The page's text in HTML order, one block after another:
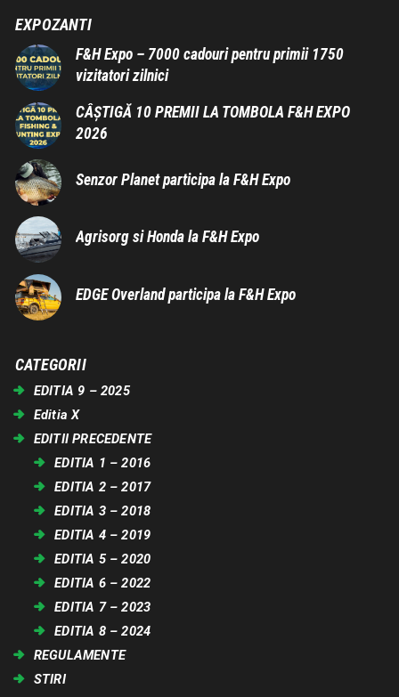
EXPOZANTI
F&H Expo – 7000 cadouri pentru primii 1750
vizitatori zilnici
CÂȘTIGĂ 10 PREMII LA TOMBOLA F&H EXPO
2026
Senzor Planet participa la F&H Expo
Agrisorg si Honda la F&H Expo
EDGE Overland participa la F&H Expo
CATEGORII
EDITIA 9 – 2025
Editia X
EDITII PRECEDENTE
EDITIA 1 – 2016
EDITIA 2 – 2017
EDITIA 3 – 2018
EDITIA 4 – 2019
EDITIA 5 – 2020
EDITIA 6 – 2022
EDITIA 7 – 2023
EDITIA 8 – 2024
REGULAMENTE
STIRI